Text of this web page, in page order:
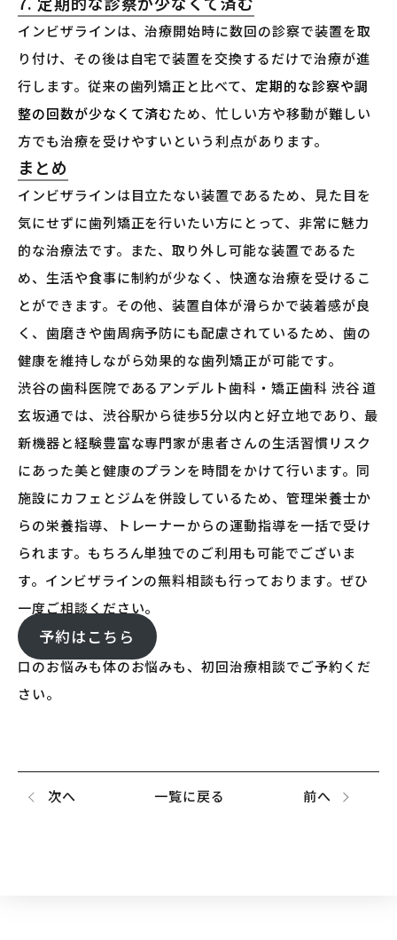
インビザラインは、治療開始時に数回の診察で装置を取
り付け、その後は自宅で装置を交換するだけで治療が進
行します。従来の歯列矯正と比べて、 定期的な診察や調
整の回数が少なくて済むため、忙しい方や移動が難しい
方でも治療を受けやすいという利点があります。
まとめ
インビザラインは目立たない装置であるため、見た目を
気にせずに歯列矯正を行いたい方にとって、非常に魅力
的な治療法です。また、取り外し可能な装置であるた
め、生活や食事に制約が少なく、快適な治療を受けるこ
とができます。その他、装置自体が滑らかで装着感が良
く、歯磨きや歯周病予防にも配慮されているため、歯の
健康を維持しながら効果的な歯列矯正が可能です。
渋谷の歯科医院であるアンデルト歯科・矯正歯科 渋谷 道
玄坂通では、渋谷駅から徒歩5分以内と好立地であり、最
新機器と経験豊富な専門家が患者さんの生活習慣リスク
にあった美と健康のプランを時間をかけて行います。同
施設にカフェとジムを併設しているため、管理栄養士か
らの栄養指導、トレーナーからの運動指導を一括で受け
られます。もちろん単独でのご利用も可能でございま
す。インビザラインの無料相談も行っております。ぜひ
一度ご相談ください。
予約はこちら
口のお悩みも体のお悩みも、初回治療相談でご予約くだ
さい。
次へ 一覧に戻る 前へ